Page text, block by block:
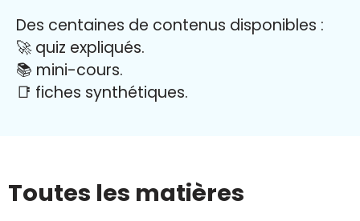
Des centaines de contenus disponibles :
🚀 quiz expliqués.
📚 mini-cours.
📑 fiches synthétiques.
Toutes les matières